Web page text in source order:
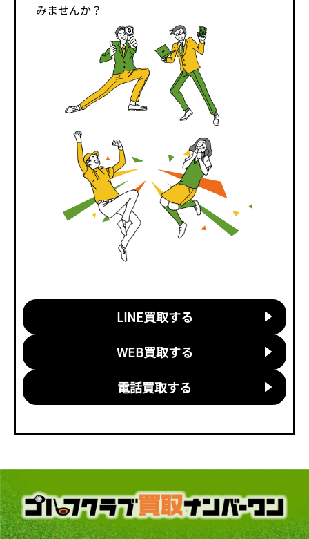
みませんか？
LINE買取する
WEB買取する
電話買取する